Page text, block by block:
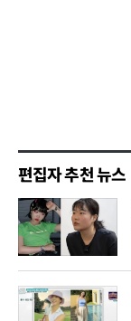
편집자 추천 뉴스